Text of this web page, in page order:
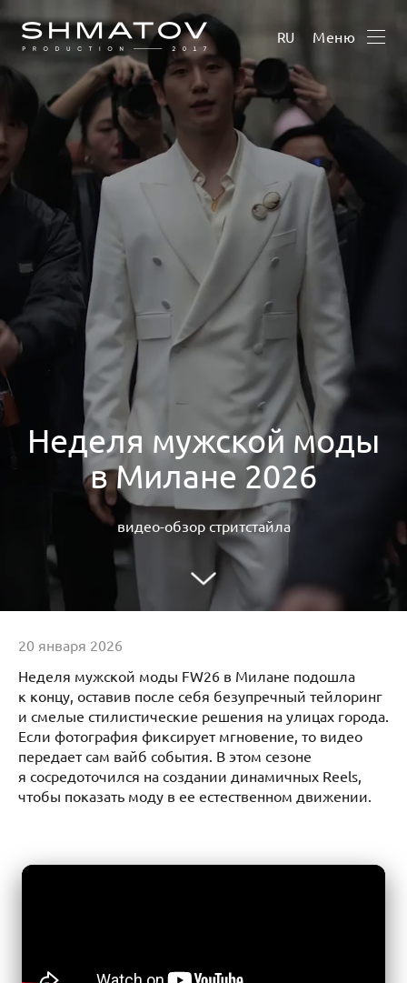
RU Меню
Неделя мужской моды
в Милане 2026
видео-обзор стритстайла
20 января 2026
Неделя мужской моды FW26 в Милане подошла
к концу, оставив после себя безупречный тейлоринг
и смелые стилистические решения на улицах города.
Если фотография фиксирует мгновение, то видео
передает сам вайб события. В этом сезоне
я сосредоточился на создании динамичных Reels,
чтобы показать моду в ее естественном движении.